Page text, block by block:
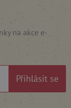
na akce e-
Přihlásit se